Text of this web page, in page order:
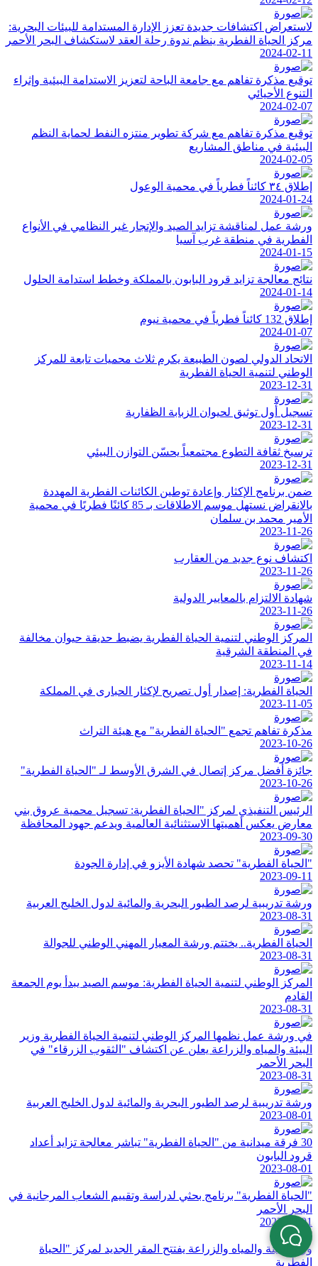
لاستعراض اكتشافات جديدة تعزز الإدارة المستدامة للبيئات البحرية:
مركز الحياة الفطرية ينظم ندوة رحلة العقد لاستكشاف البحر الأحمر
2024-02-11
توقيع مذكرة تفاهم مع جامعة الباحة لتعزيز الاستدامة البيئية وإثراء
التنوع الأحيائي
2024-02-07
توقيع مذكرة تفاهم مع شركة تطوير منتزه النفط لحماية النظم
البيئية في مناطق المشاريع
2024-02-05
إطلاق ٣٤ كائناً فطرياً في محمية الوعول
2024-01-24
ورشة عمل لمناقشة تزايد الصيد والإتجار غير النظامي في الأنواع
الفطرية في منطقة غرب آسيا
2024-01-15
نتائج معالجة تزايد قرود البابون بالمملكة وخطط استدامة الحلول
2024-01-14
إطلاق 132 كائناً فطرياً في محمية نيوم
2024-01-07
الاتحاد الدولي لصون الطبيعة يكرم ثلاث محميات تابعة للمركز
الوطني لتنمية الحياة الفطرية
2023-12-31
تسجيل أول توثيق لحيوان الزبابة الظفارية
2023-12-31
ترسيخ ثقافة التطوع مجتمعياً يحسّن التوازن البيئي
2023-12-31
ضمن برنامج الإكثار وإعادة توطين الكائنات الفطرية المهددة
بالانقراض نستهل موسم الاطلاقات بـ 85 كائنًا فطريًا في محمية
الأمير محمد بن سلمان
2023-11-26
اكتشاف نوع جديد من العقارب
2023-11-26
شهادة الالتزام بالمعايير الدولية
2023-11-26
المركز الوطني لتنمية الحياة الفطرية يضبط حديقة حيوان مخالفة
في المنطقة الشرقية
2023-11-14
الحياة الفطرية: إصدار أول تصريح لإكثار الحبارى في المملكة
2023-11-05
مذكرة تفاهم تجمع "الحياة الفطرية" مع هيئة التراث
2023-10-26
جائزة أفضل مركز إتصال في الشرق الأوسط لـ "الحياة الفطرية"
2023-10-26
الرئيس التنفيذي لمركز "الحياة الفطرية: تسجيل محمية عروق بني
معارض يعكس أهميتها الاستثنائية العالمية ويدعم جهود المحافظة
2023-09-30
"الحياة الفطرية" تحصد شهادة الأيزو في إدارة الجودة
2023-09-11
ورشة تدريبية لرصد الطيور البحرية والمائية لدول الخليج العربية
2023-08-31
الحياة الفطرية.. يختتم ورشة المعيار المهني الوطني للجوالة
2023-08-31
المركز الوطني لتنمية الحياة الفطرية: موسم الصيد يبدأ يوم الجمعة
القادم
2023-08-31
في ورشة عمل نظمها المركز الوطني لتنمية الحياة الفطرية وزير
البيئة والمياه والزراعة يعلن عن اكتشاف "الثقوب الزرقاء" في
البحر الأحمر
2023-08-31
ورشة تدريبية لرصد الطيور البحرية والمائية لدول الخليج العربية
2023-08-01
30 فرقة ميدانية من "الحياة الفطرية" تباشر معالجة تزايد أعداد
قرود البابون
2023-08-01
"الحیاة الفطریة" برنامج بحثي لدراسة وتقییم الشعاب المرجانیة في
البحر الأحمر
2023-08-01
وزير البيئة والمياه والزراعة يفتتح المقر الجديد لمركز "الحياة
الفطرية